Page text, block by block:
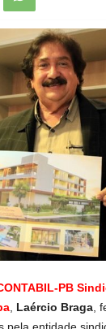
PB
Laércio Braga ,
pela entidade